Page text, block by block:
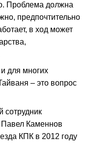
Проблема должна
предпочтительно
в ход может
для многих
– это вопрос
сотрудник
Павел Каменнов
КПК в 2012 году